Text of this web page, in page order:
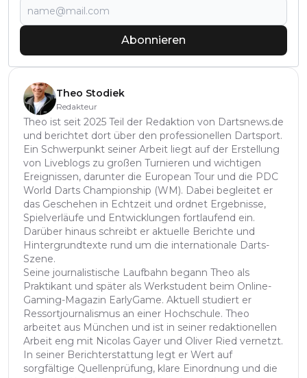
Abonnieren
Theo Stodiek
Redakteur
Theo ist seit 2025 Teil der Redaktion von Dartsnews.de
und berichtet dort über den professionellen Dartsport.
Ein Schwerpunkt seiner Arbeit liegt auf der Erstellung
von Liveblogs zu großen Turnieren und wichtigen
Ereignissen, darunter die European Tour und die PDC
World Darts Championship (WM). Dabei begleitet er
das Geschehen in Echtzeit und ordnet Ergebnisse,
Spielverläufe und Entwicklungen fortlaufend ein.
Darüber hinaus schreibt er aktuelle Berichte und
Hintergrundtexte rund um die internationale Darts-
Szene.
Seine journalistische Laufbahn begann Theo als
Praktikant und später als Werkstudent beim Online-
Gaming-Magazin EarlyGame. Aktuell studiert er
Ressortjournalismus an einer Hochschule. Theo
arbeitet aus München und ist in seiner redaktionellen
Arbeit eng mit Nicolas Gayer und Oliver Ried vernetzt.
In seiner Berichterstattung legt er Wert auf
sorgfältige Quellenprüfung, klare Einordnung und die